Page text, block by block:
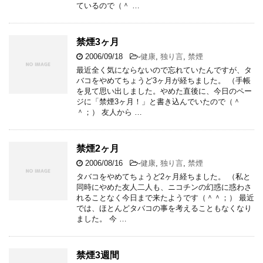
ているので（＾ …
禁煙3ヶ月
2006/09/18 -健康 独り言 禁煙
最近全く気にならないので忘れていたんですが、タ
バコをやめてちょうど3ヶ月が経ちました。 （手帳
を見て思い出しました。やめた直後に、今日のペー
ジに「禁煙3ヶ月！」と書き込んでいたので（＾
＾；） 友人から …
禁煙2ヶ月
2006/08/16 -健康 独り言 禁煙
タバコをやめてちょうど2ヶ月経ちました。 （私と
同時にやめた友人二人も、ニコチンの幻惑に惑わさ
れることなく今日まで来たようです（＾＾；） 最近
では、ほとんどタバコの事を考えることもなくなり
ました。 今 …
禁煙3週間